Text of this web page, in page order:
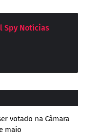
Spy Notícias
votado na Câmara
maio